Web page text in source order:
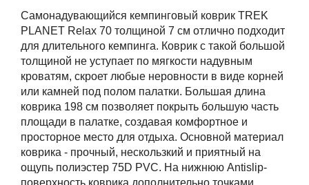
Самонадувающийся кемпинговый коврик TREK
PLANET Relax 70 толщиной 7 см отлично подходит
для длительного кемпинга. Коврик с такой большой
толщиной не уступает по мягкости надувным
кроватям, скроет любые неровности в виде корней
или камней под полом палатки. Большая длина
коврика 198 см позволяет покрыть большую часть
площади в палатке, создавая комфортное и
просторное место для отдыха. Основной материал
коврика - прочный, нескользкий и приятный на
ощупь полиэстер 75D PVC. На нижнюю Antislip-
поверхность коврика дополнительно точками